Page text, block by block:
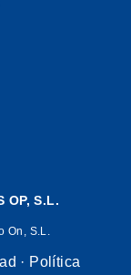
OP, S.L.
On, S.L.
· Política